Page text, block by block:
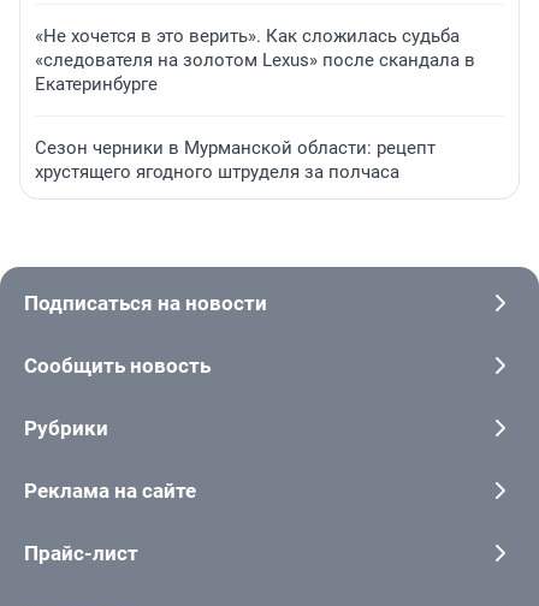
«Не хочется в это верить». Как сложилась судьба
«следователя на золотом Lexus» после скандала в
Екатеринбурге
Сезон черники в Мурманской области: рецепт
хрустящего ягодного штруделя за полчаса
Подписаться на новости
Сообщить новость
Рубрики
Реклама на сайте
Прайс-лист